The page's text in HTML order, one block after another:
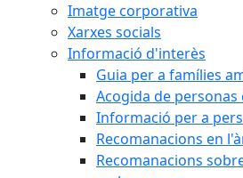
Imatge corporativa
Xarxes socials
Informació d'interès
Guia per a famílies
Acogida de personas
Informació per a
Recomanacions en
Recomanacions